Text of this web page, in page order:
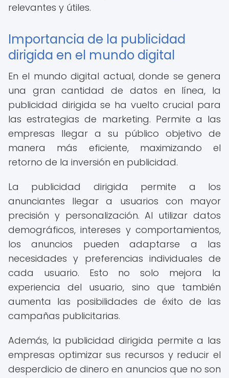
relevantes y útiles.
Importancia de la publicidad
dirigida en el mundo digital
En el mundo digital actual, donde se genera
una gran cantidad de datos en línea, la
publicidad dirigida se ha vuelto crucial para
las estrategias de marketing. Permite a las
empresas llegar a su público objetivo de
manera más eficiente, maximizando el
retorno de la inversión en publicidad.
La publicidad dirigida permite a los
anunciantes llegar a usuarios con mayor
precisión y personalización. Al utilizar datos
demográficos, intereses y comportamientos,
los anuncios pueden adaptarse a las
necesidades y preferencias individuales de
cada usuario. Esto no solo mejora la
experiencia del usuario, sino que también
aumenta las posibilidades de éxito de las
campañas publicitarias.
Además, la publicidad dirigida permite a las
empresas optimizar sus recursos y reducir el
desperdicio de dinero en anuncios que no son